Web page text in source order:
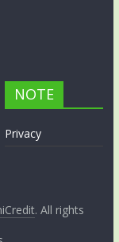
NOTE
Privacy
. All rights